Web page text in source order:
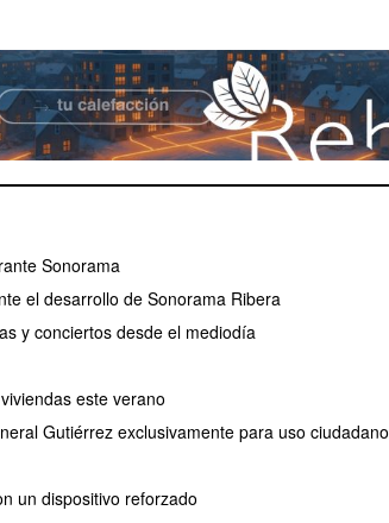
Sonorama
el desarrollo de Sonorama Ribera
y conciertos desde el mediodía
este verano
Gutiérrez exclusivamente para uso ciudadano
un dispositivo reforzado